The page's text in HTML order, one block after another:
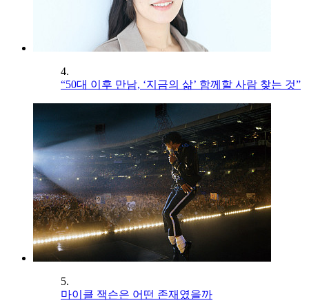
4.
“50대 이후 만남, ‘지금의 삶’ 함께할 사람 찾는 것”
5.
마이클 잭슨은 어떤 존재였을까